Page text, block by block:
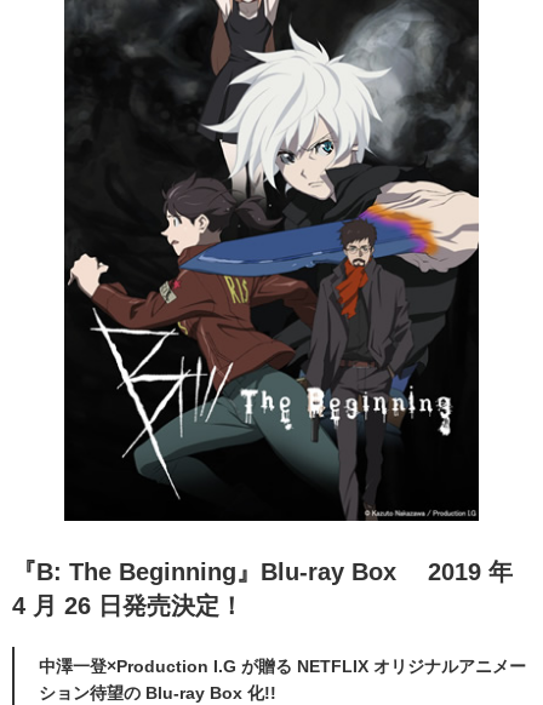
『B: The Beginning』Blu-ray Box 2019 年
4 月 26 日発売決定！
中澤一登×Production I.G が贈る NETFLIX オリジナルアニメー
ション待望の Blu-ray Box 化!!